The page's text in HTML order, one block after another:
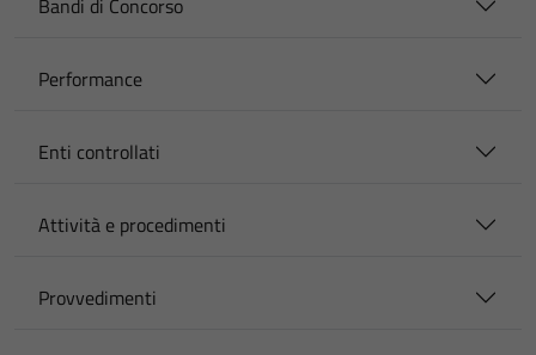
Bandi di Concorso
Performance
Enti controllati
Attività e procedimenti
Provvedimenti